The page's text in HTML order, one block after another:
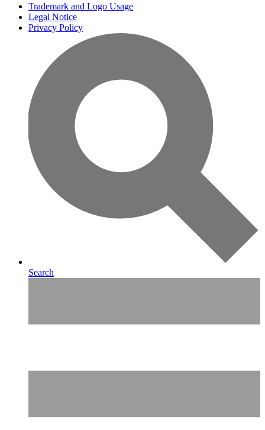
Trademark and Logo Usage
Legal Notice
Privacy Policy
Search